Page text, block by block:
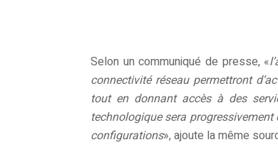
Selon un communiqué de presse, «
connectivité réseau permettront
tout en donnant accès à des
technologique sera
configurations», ajoute la même